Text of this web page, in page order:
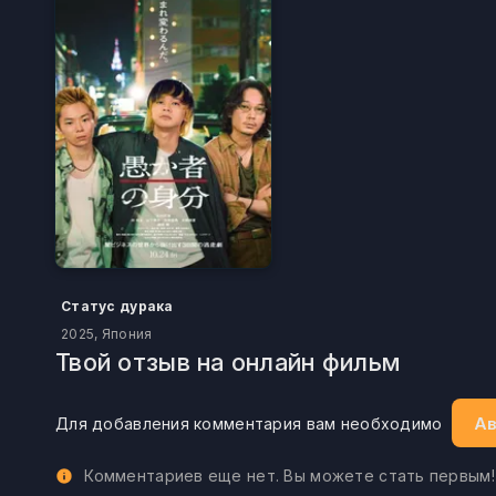
Статус дурака
2025, Япония
Твой отзыв на онлайн фильм
Для добавления комментария вам необходимо
Комментариев еще нет. Вы можете стать первым!